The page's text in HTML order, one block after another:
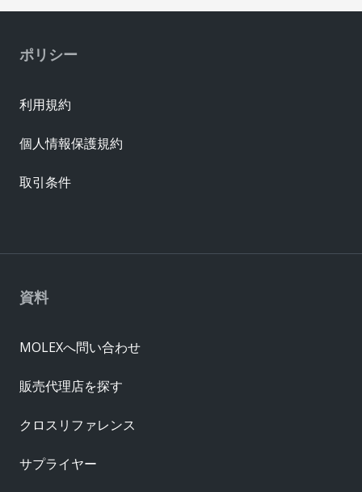
資料
MOLEXへ問い合わせ
販売代理店を探す
クロスリファレンス
サプライヤー
ポリシー
利用規約
個人情報保護規約
取引条件